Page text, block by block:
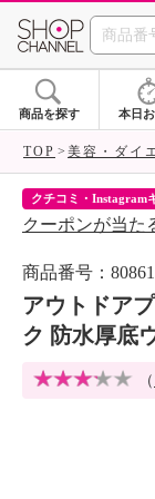
商品を探す 本日
TOP 美容・ダイ
クチコミ・Instagram
クーポンが当た
商品番号：
アウトドア
ク 防水厚底
（